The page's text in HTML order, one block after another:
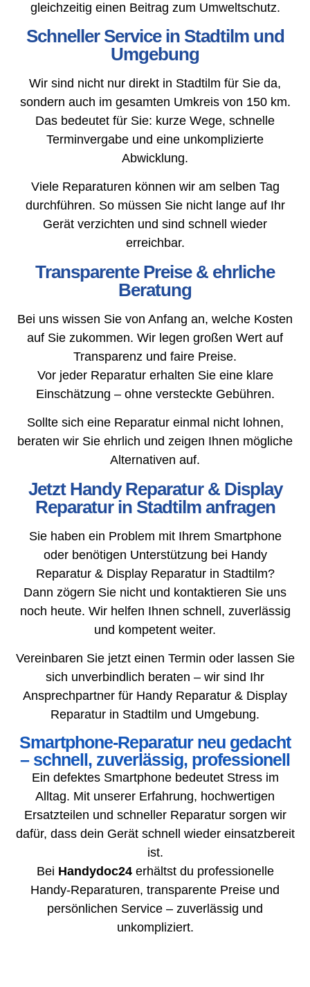
gleichzeitig einen Beitrag zum Umweltschutz.
Schneller Service in Stadtilm und
Umgebung
Wir sind nicht nur direkt in Stadtilm für Sie da,
sondern auch im gesamten Umkreis von 150 km.
Das bedeutet für Sie: kurze Wege, schnelle
Terminvergabe und eine unkomplizierte
Abwicklung.
Viele Reparaturen können wir am selben Tag
durchführen. So müssen Sie nicht lange auf Ihr
Gerät verzichten und sind schnell wieder
erreichbar.
Transparente Preise & ehrliche
Beratung
Bei uns wissen Sie von Anfang an, welche Kosten
auf Sie zukommen. Wir legen großen Wert auf
Transparenz und faire Preise.
Vor jeder Reparatur erhalten Sie eine klare
Einschätzung – ohne versteckte Gebühren.
Sollte sich eine Reparatur einmal nicht lohnen,
beraten wir Sie ehrlich und zeigen Ihnen mögliche
Alternativen auf.
Jetzt Handy Reparatur & Display
Reparatur in Stadtilm anfragen
Sie haben ein Problem mit Ihrem Smartphone
oder benötigen Unterstützung bei Handy
Reparatur & Display Reparatur in Stadtilm?
Dann zögern Sie nicht und kontaktieren Sie uns
noch heute. Wir helfen Ihnen schnell, zuverlässig
und kompetent weiter.
Vereinbaren Sie jetzt einen Termin oder lassen Sie
sich unverbindlich beraten – wir sind Ihr
Ansprechpartner für Handy Reparatur & Display
Reparatur in Stadtilm und Umgebung.
Smartphone-Reparatur neu gedacht
– schnell, zuverlässig, professionell
Ein defektes Smartphone bedeutet Stress im
Alltag. Mit unserer Erfahrung, hochwertigen
Ersatzteilen und schneller Reparatur sorgen wir
dafür, dass dein Gerät schnell wieder einsatzbereit
ist.
Bei Handydoc24erhältst du professionelle
Handy-Reparaturen, transparente Preise und
persönlichen Service – zuverlässig und
unkompliziert.